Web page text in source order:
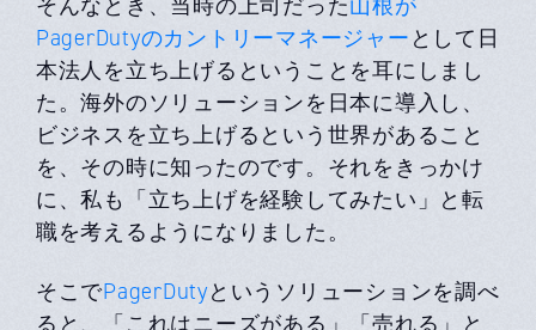
そんなとき、当時の上司だった山根が
PagerDutyのカントリーマネージャー として日
本法人を立ち上げるということを耳にしまし
た。海外のソリューションを日本に導入し、
ビジネスを立ち上げるという世界があること
を、その時に知ったのです。それをきっかけ
に、私も「立ち上げを経験してみたい」と転
職を考えるようになりました。
そこでPagerDutyというソリューションを調べ
ると、「これはニーズがある」「売れる」と